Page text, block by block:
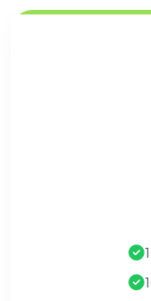
Cookies
Nécessaires au
mémorisation de vos